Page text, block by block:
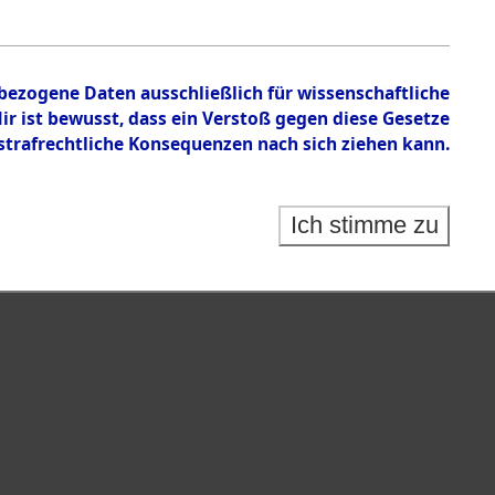
Daten ausschließlich für wissenschaftliche
bewusst, dass ein Verstoß gegen diese Gesetze
Konsequenzen nach sich ziehen kann.
Ich stimme zu